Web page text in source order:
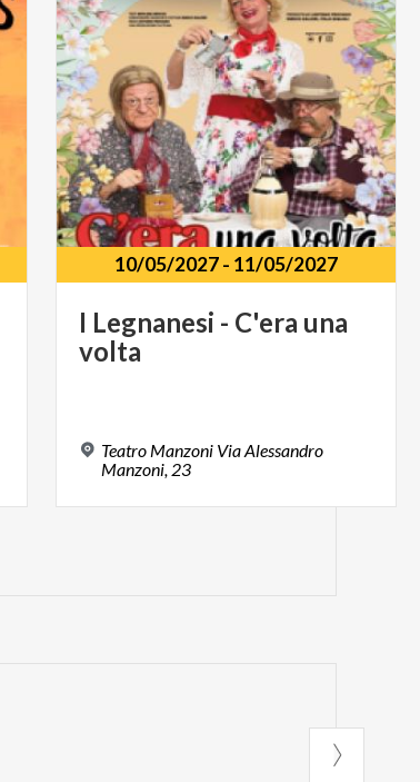
10/05/2027- 11/05/2027
I Legnanesi - C'era una
volta
Teatro Manzoni Via Alessandro
Manzoni, 23